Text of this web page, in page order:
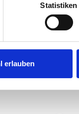
werden, und
Funktionen
geben wir
weiter.
Statistiken
erlauben